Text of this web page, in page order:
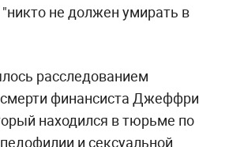
"никто не должен умирать в
расследованием
смерти финансиста Джеффри
находился в тюрьме по
и сексуальной